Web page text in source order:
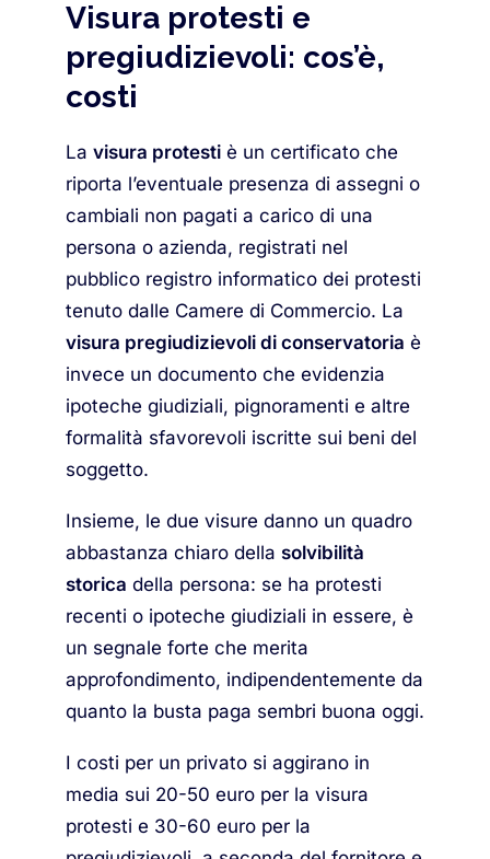
Visura protesti e
pregiudizievoli: cos’è,
costi
La visura protesti è un certificato che
riporta l’eventuale presenza di assegni o
cambiali non pagati a carico di una
persona o azienda, registrati nel
pubblico registro informatico dei protesti
tenuto dalle Camere di Commercio. La
visura pregiudizievoli di conservatoria è
invece un documento che evidenzia
ipoteche giudiziali, pignoramenti e altre
formalità sfavorevoli iscritte sui beni del
soggetto.
Insieme, le due visure danno un quadro
abbastanza chiaro della solvibilità
storica della persona: se ha protesti
recenti o ipoteche giudiziali in essere, è
un segnale forte che merita
approfondimento, indipendentemente da
quanto la busta paga sembri buona oggi.
I costi per un privato si aggirano in
media sui 20-50 euro per la visura
protesti e 30-60 euro per la